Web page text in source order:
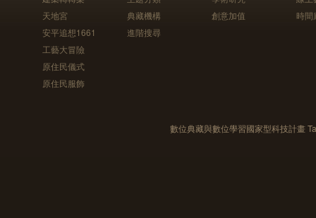
天地宮
安平追想1661
工藝大冒險
原住民儀式
原住民服飾
典藏機構
進階搜尋
創意加值
時間
數位典藏與數位學習國家型科技計畫